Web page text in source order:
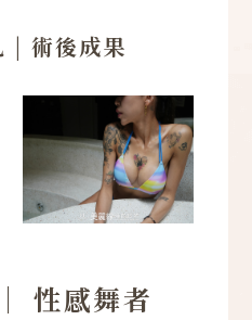
術後成果
性感舞者